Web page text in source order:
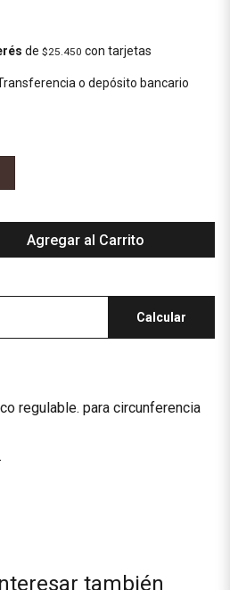
de $25.450 con tarjetas
o depósito bancario
Agregar al Carrito
Calcular
regulable. para circunferencia
también